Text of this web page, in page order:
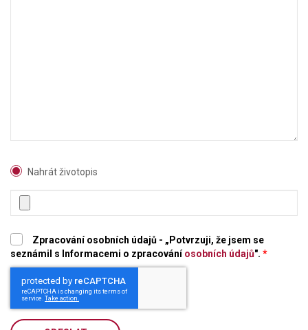
Nahrát životopis
Zpracování osobních údajů - „Potvrzuji, že jsem se
seznámil s Informacemi o zpracováníosobních údajů". *